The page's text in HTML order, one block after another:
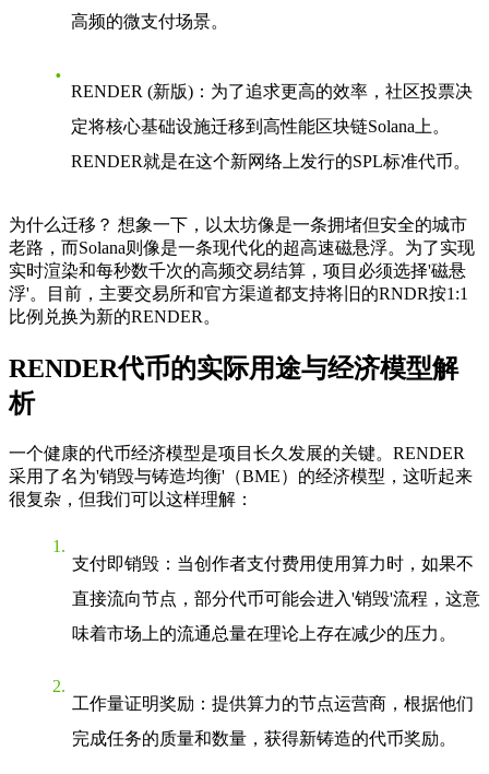
高频的微支付场景。
RENDER (新版) ：为了追求更高的效率，社区投票决
定将核心基础设施迁移到高性能区块链Solana 上。
RENDER就是在这个新网络上发行的SPL标准代币。
为什么迁移？ 想象一下，以太坊像是一条拥堵但安全的城市
老路，而Solana则像是一条现代化的超高速磁悬浮。为了实现
实时渲染和每秒数千次的高频交易结算，项目必须选择'磁悬
浮'。目前，主要交易所和官方渠道都支持将旧的RNDR按1:1
比例兑换为新的RENDER。
RENDER代币的实际用途与经济模型解
析
一个健康的代币经济模型是项目长久发展的关键。RENDER
采用了名为'销毁与铸造均衡'（BME）的经济模型，这听起来
很复杂，但我们可以这样理解：
支付即销毁 ：当创作者支付费用使用算力时，如果不
直接流向节点，部分代币可能会进入'销毁'流程，这意
味着市场上的流通总量在理论上存在减少的压力。
工作量证明奖励 ：提供算力的节点运营商，根据他们
完成任务的质量和数量，获得新铸造的代币奖励。